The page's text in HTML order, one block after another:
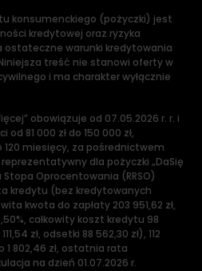
konsumenckiego (pożyczki) jest
kredytowej oraz ryzyka
warunki kredytowania
treść nie stanowi oferty w
i ma charakter wyłącznie
obowiązuje od 07.05.2026 r. r. i
81 000 zł do 150 000 zł,
120 miesięcy, za pośrednictwem
dla pożyczki „DaSię
Oprocentowania (RRSO)
kredytu (bez kredytowanych
kwota do zapłaty 203 951,62 zł,
całkowity koszt kredytu 98
zł, odsetki 88 562,30 zł), 112
802,46 zł, ostatnia rata
na dzień 01.07.2026 r.